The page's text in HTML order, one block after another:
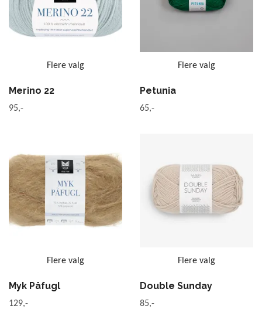
Flere valg
Merino 22
95,-
Flere valg
Petunia
65,-
Flere valg
Myk Påfugl
129,-
Flere valg
Double Sunday
85,-